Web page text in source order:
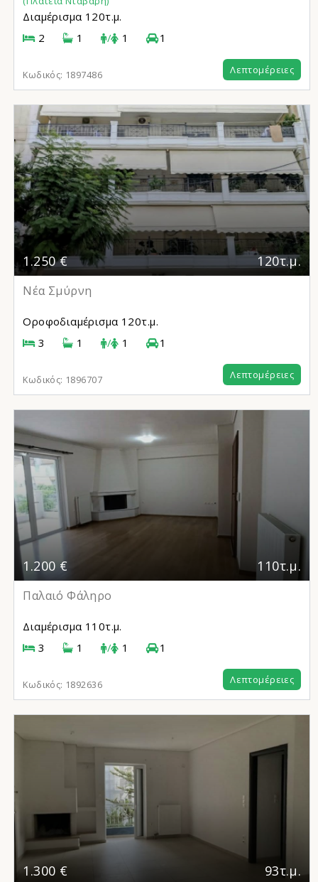
Διαμέρισμα 120τ.μ.
2
1 / 1 1
Κωδικός: 1897486 Λεπτομέρειες
1.250 € 120τ.μ.
Νέα Σμύρνη
Οροφοδιαμέρισμα 120τ.μ.
3
1 / 1 1
Κωδικός: 1896707 Λεπτομέρειες
1.200 € 110τ.μ.
Παλαιό Φάληρο
Διαμέρισμα 110τ.μ.
3
1 / 1 1
Κωδικός: 1892636 Λεπτομέρειες
1.300 € 93τ.μ.